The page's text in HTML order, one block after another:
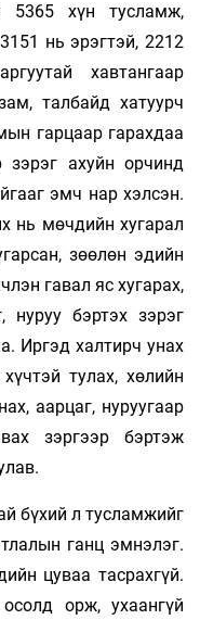
5365 хүн тусламж,
нь эрэгтэй, 2212
хавтангаар
талбайд хатуурч
гарцаар гарахдаа
ахуйн орчинд
эмч нар хэлсэн.
нь мөчдийн хугарал
зөөлөн эдийн
гавал яс хугарах,
нуруу бэртэх зэрэг
Иргэд халтирч унах
тулах, хөлийн
аарцаг, нуруугаар
зэргээр бэртэж
бүхий л тусламжийг
ганц эмнэлэг.
цуваа тасрахгүй.
орж, ухаангүй